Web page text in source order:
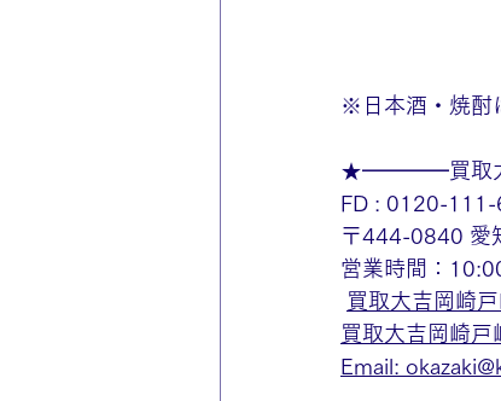
※日本酒・焼酎
★━━━━買取
FD : 0120-111-
〒444-0840 愛
営業時間：
買取大吉岡崎
買取大吉岡崎戸
Email: